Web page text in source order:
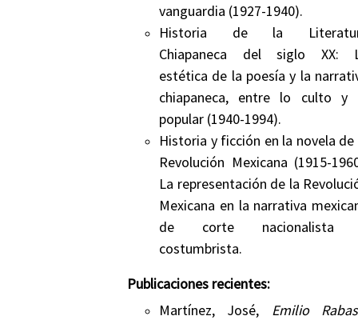
vanguardia (1927-1940).
Historia de la
Chiapaneca del siglo XX:
estética de la poesía y la
chiapaneca, entre lo culto y
popular (1940-1994).
Historia y ficción en la novela de
Revolución Mexicana (1915-
La representación de la
Mexicana en la narrativa
de corte nacionalista
costumbrista.
Publicaciones recientes:
Martínez, José,
Emilio